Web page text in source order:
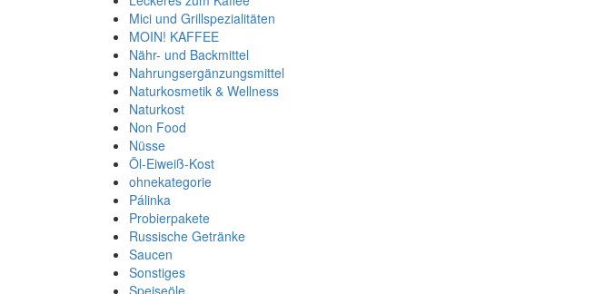
Mici und Grillspezialitäten
MOIN! KAFFEE
Nähr- und Backmittel
Nahrungsergänzungsmittel
Naturkosmetik & Wellness
Naturkost
Non Food
Nüsse
Öl-Eiweiß-Kost
ohnekategorie
Pálinka
Probierpakete
Russische Getränke
Saucen
Sonstiges
Speiseöle